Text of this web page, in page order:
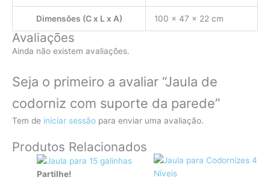
Dimensões (C x L x A) 100 × 47 × 22 cm
Avaliações
Ainda não existem avaliações.
Seja o primeiro a avaliar “Jaula de
codorniz com suporte da parede”
Tem de iniciar sessão para enviar uma avaliação.
Produtos Relacionados
Partilhe!